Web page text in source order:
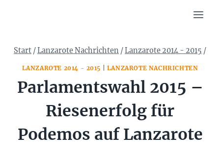
Start /Lanzarote Nachrichten /Lanzarote 2014 - 2015 /
LANZAROTE 2014 - 2015 LANZAROTE NACHRICHTEN
Parlamentswahl 2015 –
Riesenerfolg für
Podemos auf Lanzarote